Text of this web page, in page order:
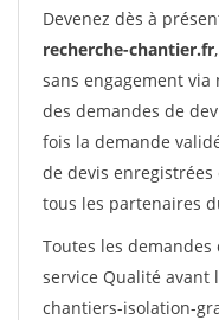
Devenez dès à
recherche-chantier.fr
sans engagement
des demandes de
fois la demande
de devis
tous les partenaires
Toutes les
service Qualité avant
chantiers-isolation-